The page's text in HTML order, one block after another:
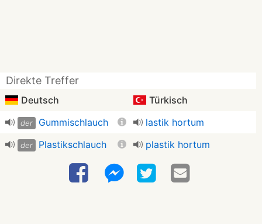
Direkte Treffer
Deutsch Türkisch
der Gummischlauch lastik hortum
der Plastikschlauch plastik hortum